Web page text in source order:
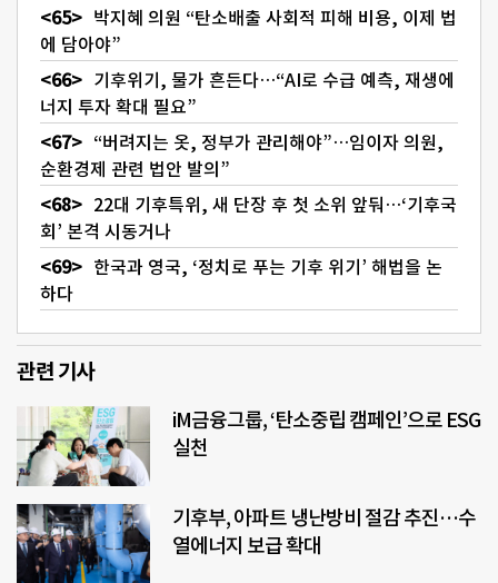
박지혜 의원 “탄소배출 사회적 피해 비용, 이제 법
에 담아야”
기후위기, 물가 흔든다…“AI로 수급 예측, 재생에
너지 투자 확대 필요”
“버려지는 옷, 정부가 관리해야”…임이자 의원,
순환경제 관련 법안 발의”
22대 기후특위, 새 단장 후 첫 소위 앞둬…‘기후국
회’ 본격 시동거나
한국과 영국, ‘정치로 푸는 기후 위기’ 해법을 논
하다
관련 기사
iM금융그룹, ‘탄소중립 캠페인’으로 ESG
실천
기후부, 아파트 냉난방비 절감 추진…수
열에너지 보급 확대